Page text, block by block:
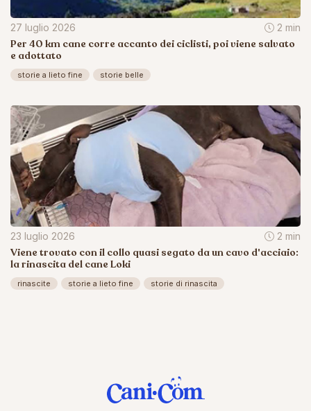
27 luglio 2026 2 min
Per 40 km cane corre accanto dei ciclisti, poi viene salvato
e adottato
storie a lieto fine storie belle
23 luglio 2026 2 min
Viene trovato con il collo quasi segato da un cavo d'acciaio:
la rinascita del cane Loki
rinascite storie a lieto fine storie di rinascita